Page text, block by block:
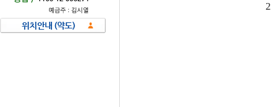
2006.